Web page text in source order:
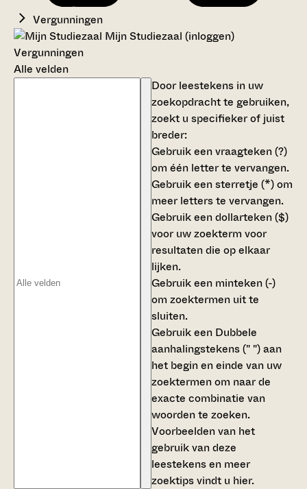
Vergunningen
Mijn Studiezaal (inloggen)
Vergunningen
Alle velden
Door leestekens in uw
zoekopdracht te gebruiken,
zoekt u specifieker of juist
breder:
Gebruik eenvraagteken (?)
om één letter te vervangen.
Gebruik eensterretje (*)om
meer letters te vervangen.
Gebruik eendollarteken ($)
voor uw zoekterm voor
resultaten die op elkaar
lijken.
Gebruik een minteken (-)
om zoektermen uit te
sluiten.
Gebruik een Dubbele
aanhalingstekens (" ")aan
het begin en einde van uw
zoektermen om naar de
exacte combinatie van
woorden te zoeken.
Voorbeelden van het
gebruik van deze
leestekens en meer
zoektips vindt u hier.